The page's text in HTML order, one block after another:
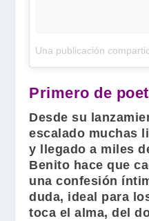
Primero de
Desde su
escalado muchas
y llegado a miles
Benito hace que
una confesión
duda, ideal para
toca el alma, del